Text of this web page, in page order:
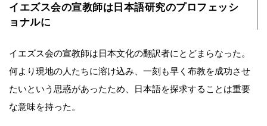
イエズス会の宣教師は日本語研究のプロフェッシ
ョナルに
イエズス会の宣教師は日本文化の翻訳者にとどまらなった。
何より現地の人たちに溶け込み、一刻も早く布教を成功させ
たいという思惑があったため、日本語を探求することは重要
な意味を持った。